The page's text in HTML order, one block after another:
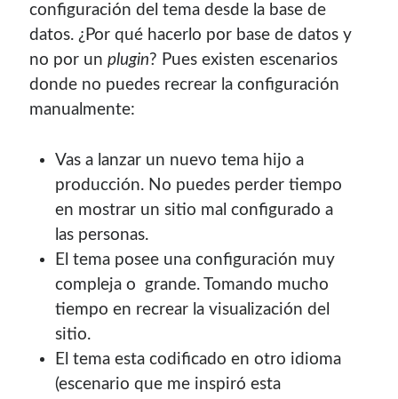
Hispano y en WordPress Venezuela
promuevo tecnologías abiertas, mantengoPKGBUILDS
de Archlinux, plugins de WordPressy me gusta organizar
o dar charlas.
Soy graduado de Ing. en Informática de la
enseñar, comparto algunas de mis opiniones y
experiencias en el mundo informático en este blog.
Puedes contactarmeo leer más sobre mi
mi página profesional.
Donate
configuración del tema desde la base de
datos. ¿Por qué hacerlo por base de datos y
no por unplugin? Pues existen escenarios
donde no puedes recrear la configuración
manualmente:
Vas a lanzar un nuevo tema hijo a
producción. No puedes perder tiempo
en mostrar un sitio mal configurado a
las personas.
El tema posee una configuración muy
compleja o grande. Tomando mucho
tiempo en recrear la visualización del
sitio.
El tema esta codificado en otro idioma
(escenario que me inspiró esta